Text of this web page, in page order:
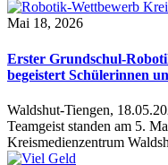
Mai 18, 2026
Erster Grundschul-
begeistert Schülerinnen
Waldshut-Tiengen,
Teamgeist standen am 5.
Kreismedienzentrum